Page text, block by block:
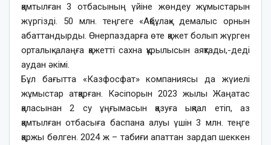
қамтылған 3 отбасының үйіне жөндеу жұмыстарын
жүргізді. 50 млн. теңгеге «Ақбұлақ» демалыс орнын
абаттандырды. Өнерпаздарға өте қажет болып жүрген
орталық алаңға қажетті сахна құрылысын аяқтады,-деді
аудан әкімі.
Бұл бағытта «Казфосфат» компаниясы да жүиелі
жұмыстар атқарған. Кәсіпорын 2023 жылы Жаңатас
қаласынан 2 су ұңғымасын қазуға ықпал етіп, аз
қамтылған отбасыға баспана алуы үшін 3 млн. теңге
қаржы бөлген. 2024 ж – табиғи апаттан зардап шеккен